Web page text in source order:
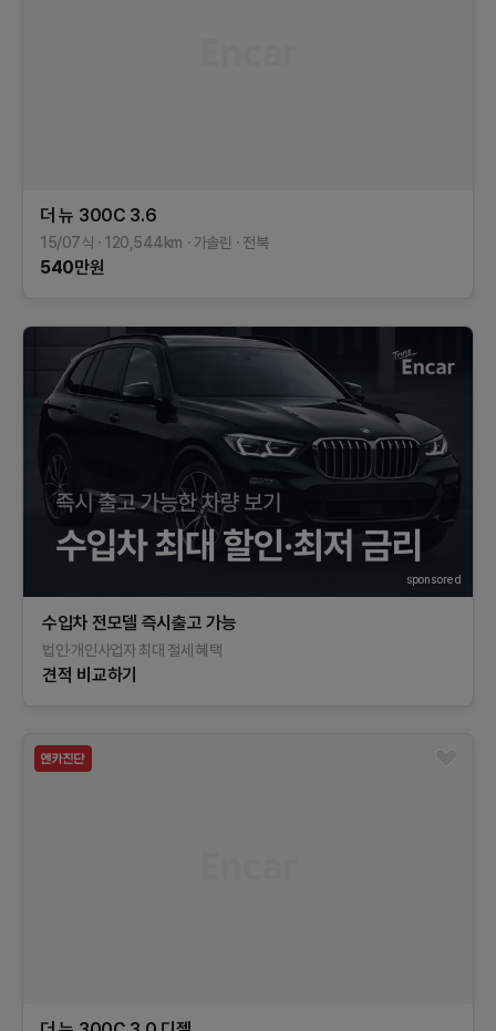
더 뉴 300C 3.6
15/07식 120,544km 가솔린 전북
540만원
sponsored
수입차 전모델 즉시출고 가능
법인·개인사업자 최대 절세 혜택
견적 비교하기